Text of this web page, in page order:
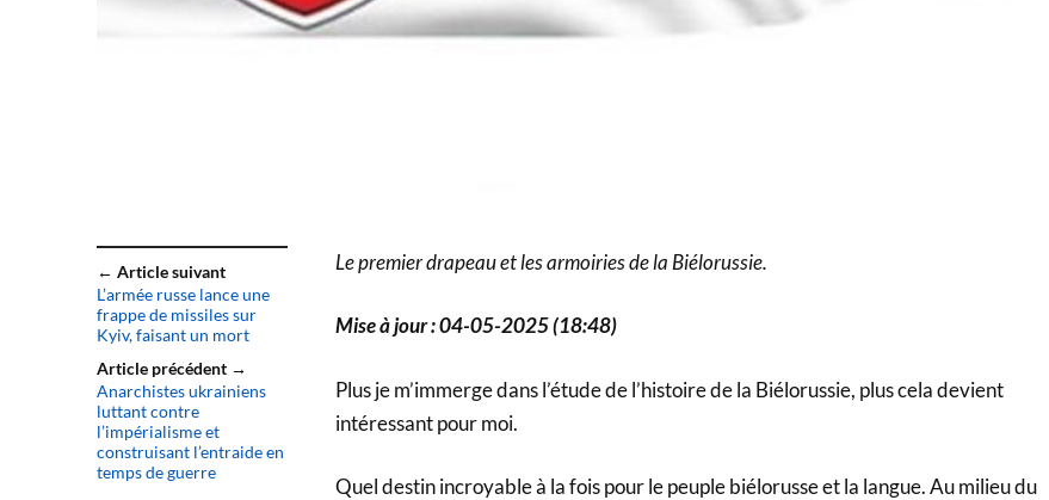
← Article suivant
L’armée russe lance une
frappe de missiles sur
Kyiv, faisant un mort
Article précédent →
Anarchistes ukrainiens
luttant contre
l’impérialisme et
construisant l’entraide en
temps de guerre
Le premier drapeau et les armoiries de la Biélorussie.
Mise à jour : 04-05-2025 (18:48)
Plus je m’immerge dans l’étude de l’histoire de la Biélorussie, plus cela devient
intéressant pour moi.
Quel destin incroyable à la fois pour le peuple biélorusse et la langue. Au milieu du